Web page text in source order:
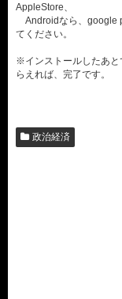
AppleStore、
Androidなら、google
てください。
※インストールしたあと
らえれば、完了です。
政治経済